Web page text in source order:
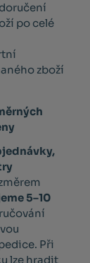
po celé
zboží
5–10
Při
lze hradit